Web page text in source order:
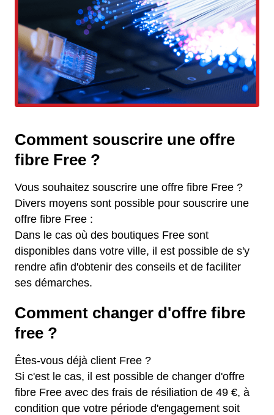
Comment souscrire une offre
fibre Free ?
Vous souhaitez souscrire une offre fibre Free ?
Divers moyens sont possible pour souscrire une
offre fibre Free :
Dans le cas où des boutiques Free sont
disponibles dans votre ville, il est possible de s'y
rendre afin d'obtenir des conseils et de faciliter
ses démarches.
Comment changer d'offre fibre
free ?
Êtes-vous déjà client Free ?
Si c'est le cas, il est possible de changer d'offre
fibre Free avec des frais de résiliation de 49 €, à
condition que votre période d'engagement soit